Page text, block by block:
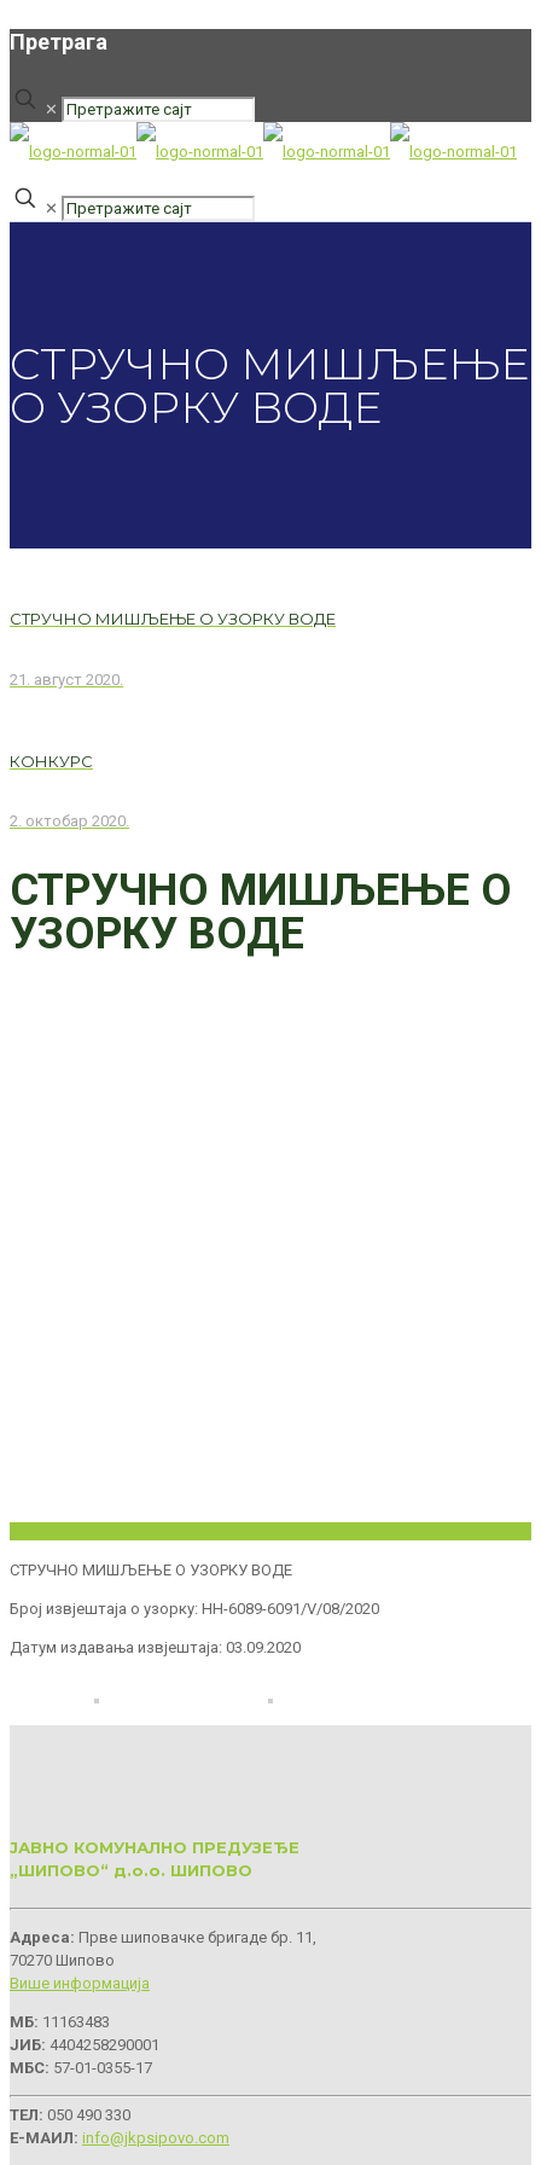
Претрага
✕
✕
СТРУЧНО МИШЉЕЊЕ
О УЗОРКУ ВОДЕ
СТРУЧНО МИШЉЕЊЕ О УЗОРКУ ВОДЕ
21. август 2020.
КОНКУРС
2. октобар 2020.
СТРУЧНО МИШЉЕЊЕ О
УЗОРКУ ВОДЕ
СТРУЧНО МИШЉЕЊЕ О УЗОРКУ ВОДЕ
Број извјештаја о узорку: НН-6089-6091/V/08/2020
Датум издавања извјештаја: 03.09.2020
ЈАВНО КОМУНАЛНО ПРЕДУЗЕЂЕ
„ШИПОВО“ д.о.о. ШИПОВО
Aдреса: Прве шиповачке бригаде бр. 11,
70270 Шипово
Више информација
МБ: 11163483
ЈИБ: 4404258290001
МБС: 57-01-0355-17
ТЕЛ: 050 490 330
Е-МАИЛ: info@jkpsipovo.com